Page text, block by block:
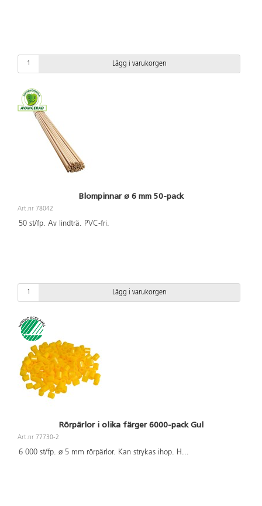
Lägg i varukorgen
Blompinnar ø 6 mm 50-pack
Art.nr 78042
50 st/fp. Av lindträ. PVC-fri.
Lägg i varukorgen
Rörpärlor i olika färger 6000-pack Gul
Art.nr 77730-2
6 000 st/fp. ø 5 mm rörpärlor. Kan strykas ihop. H ...